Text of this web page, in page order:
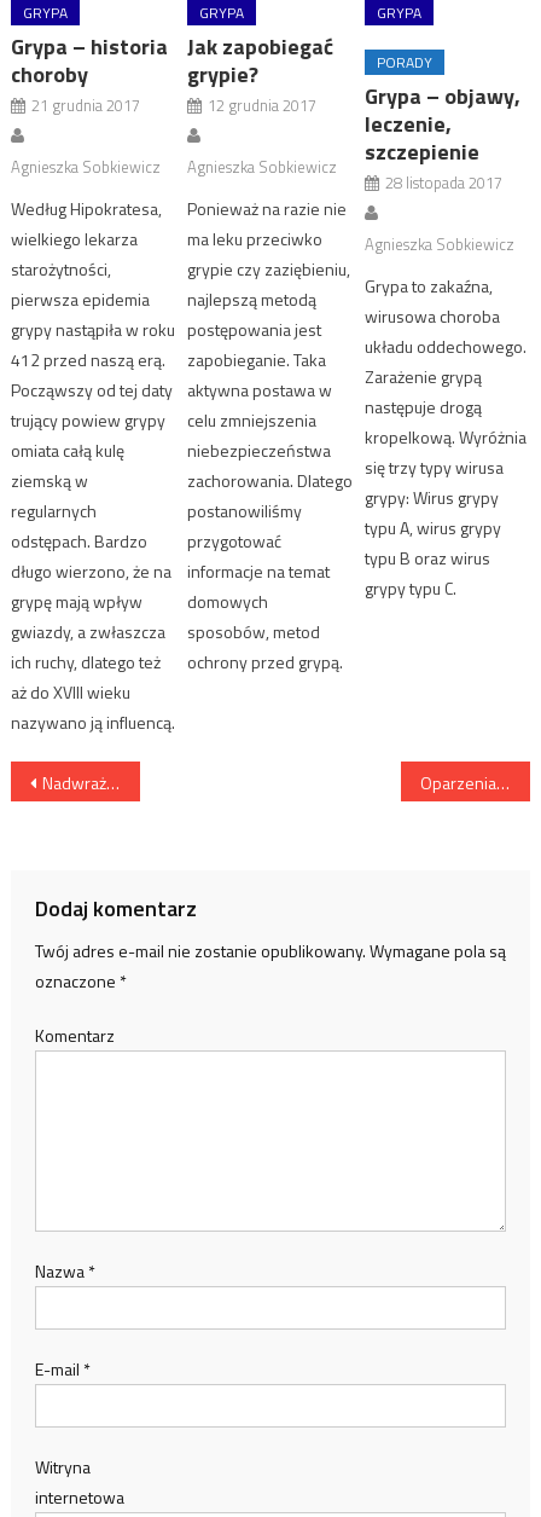
GRYPA
Grypa – historia
choroby
21 grudnia 2017
Agnieszka Sobkiewicz
Według Hipokratesa,
wielkiego lekarza
starożytności,
pierwsza epidemia
grypy nastąpiła w roku
412 przed naszą erą.
Począwszy od tej daty
trujący powiew grypy
omiata całą kulę
ziemską w
regularnych
odstępach. Bardzo
długo wierzono, że na
grypę mają wpływ
gwiazdy, a zwłaszcza
ich ruchy, dlatego też
aż do XVIII wieku
nazywano ją influencą.
GRYPA
Jak zapobiegać
grypie?
12 grudnia 2017
Agnieszka Sobkiewicz
Ponieważ na razie nie
ma leku przeciwko
grypie czy zaziębieniu,
najlepszą metodą
postępowania jest
zapobieganie. Taka
aktywna postawa w
celu zmniejszenia
niebezpieczeństwa
zachorowania. Dlatego
postanowiliśmy
przygotować
informacje na temat
domowych
sposobów, metod
ochrony przed grypą.
GRYPA
PORADY
Grypa – objawy,
leczenie,
szczepienie
28 listopada 2017
Agnieszka Sobkiewicz
Grypa to zakaźna,
wirusowa choroba
układu oddechowego.
Zarażenie grypą
następuje drogą
kropelkową. Wyróżnia
się trzy typy wirusa
grypy: Wirus grypy
typu A, wirus grypy
typu B oraz wirus
grypy typu C.
Nawigacja wpisu
Nadwrażliwość na słońce Oparzenia słoneczne – jak się chronić?
Dodaj komentarz
Twój adres e-mail nie zostanie opublikowany.Wymagane pola są
oznaczone *
Komentarz
Nazwa*
E-mail *
Witryna
internetowa